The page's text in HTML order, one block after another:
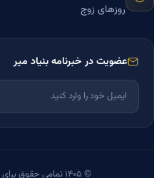
روزهای زوج
عضویت در خبرنامه بنیاد میر
© ۱۴۰۵ تمامی حقوق برای